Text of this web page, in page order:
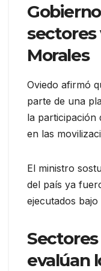
sectores
Morales
Oviedo afirmó
parte de una
la participación
en las
El ministro
del país ya
ejecutados
evalúan